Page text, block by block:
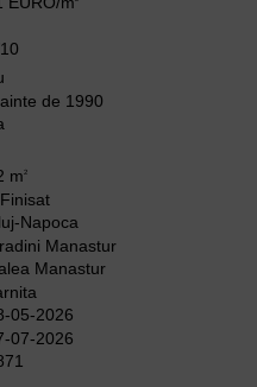
de 1990
m2
Napoca
Manastur
Manastur
05-2026
07-2026